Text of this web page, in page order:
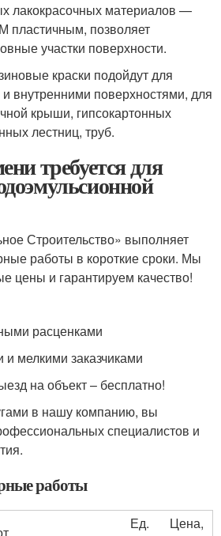
лакокрасочных материалов —
пластичным, позволяет
участки поверхности.
краски подойдут для
внутренними поверхностями, для
крыши, гипсокартонных
лестниц, труб.
требуется для
Строительство» выполняет
работы в короткие сроки. Мы
цены и гарантируем качество!
расценками
мелкими заказчиками
на объект – бесплатно!
в нашу компанию, вы
специалистов и
работы
Ед.
Цена,